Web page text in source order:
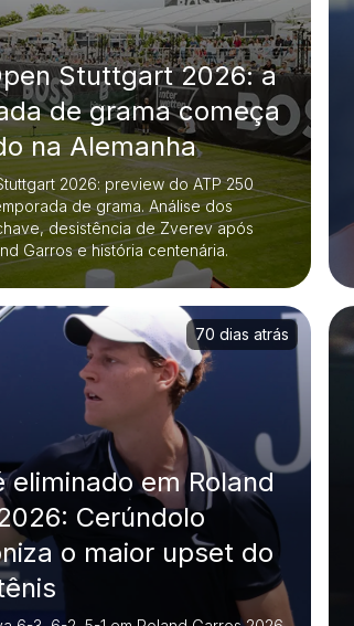
Stuttgart 2026: a
de grama começa
na Alemanha
2026: preview do ATP 250
de grama. Análise dos
desistência de Zverev após
Garros e história centenária.
eliminado em Roland
Cerúndolo
o maior upset do
70 dias atrás